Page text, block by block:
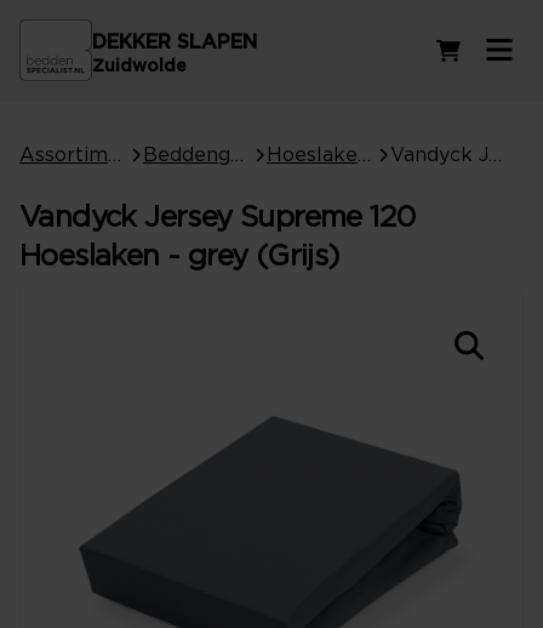
DEKKER SLAPEN
Zuidwolde
Vandyck Jersey Supreme 120
Hoeslaken - grey (Grijs)